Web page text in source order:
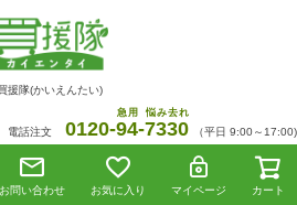
援隊(かいえんたい)
電話注文 0120-94
急用
-7330
悩み去れ
（平日 9:00～17:00)
お問い合わせ お気に入り マイページ カート